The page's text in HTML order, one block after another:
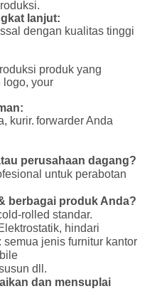
lanjut:
dengan kualitas tinggi
produk yang
logo, your
kurir. forwarder Anda
perusahaan dagang?
untuk perabotan
berbagai produk Anda?
rolled standar.
hindari
jenis furnitur kantor
dll.
dan mensuplai